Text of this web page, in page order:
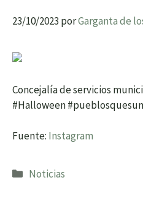
23/10/2023 porGarganta de
Concejalía de servicios
#Halloween
Fuente: Instagram
Categorías
Noticias